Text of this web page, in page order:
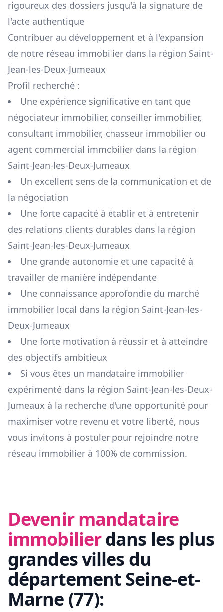
rigoureux des dossiers jusqu'à la signature de
l'acte authentique
Contribuer au développement et à l'expansion
de notre réseau immobilier dans la région Saint-
Jean-les-Deux-Jumeaux
Profil recherché :
Une expérience significative en tant que
négociateur immobilier, conseiller immobilier,
consultant immobilier, chasseur immobilier ou
agent commercial immobilier dans la région
Saint-Jean-les-Deux-Jumeaux
Un excellent sens de la communication et de
la négociation
Une forte capacité à établir et à entretenir
des relations clients durables dans la région
Saint-Jean-les-Deux-Jumeaux
Une grande autonomie et une capacité à
travailler de manière indépendante
Une connaissance approfondie du marché
immobilier local dans la région Saint-Jean-les-
Deux-Jumeaux
Une forte motivation à réussir et à atteindre
des objectifs ambitieux
Si vous êtes un mandataire immobilier
expérimenté dans la région Saint-Jean-les-Deux-
Jumeaux à la recherche d'une opportunité pour
maximiser votre revenu et votre liberté, nous
vous invitons à postuler pour rejoindre notre
réseau immobilier à 100% de commission.
Devenir mandataire
immobilierdans les plus
grandes villes du
départementSeine-et-
Marne (77):